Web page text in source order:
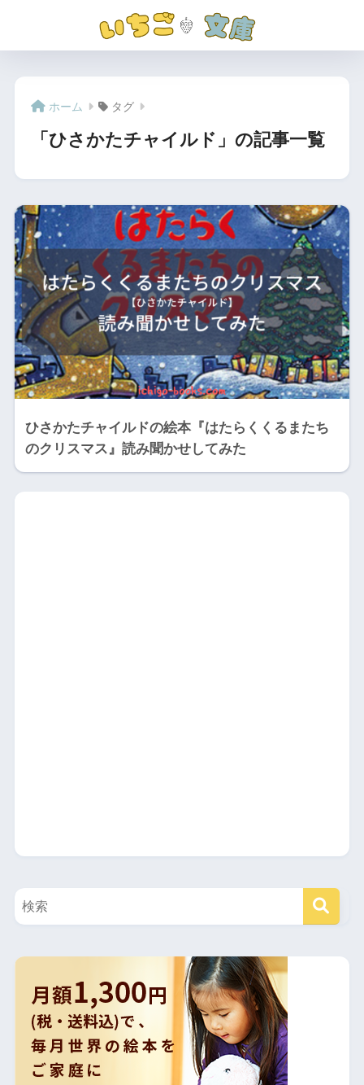
ホーム タグ
「ひさかたチャイルド」の記事一覧
ひさかたチャイルドの絵本『はたらくくるまたち
のクリスマス』読み聞かせしてみた